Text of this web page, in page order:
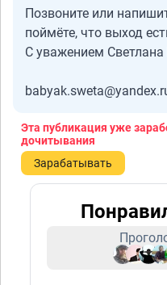
Позвоните или
поймёте, что выход
С уважением Светлана
Эта публикация уже
дочитывания
Зарабатывать